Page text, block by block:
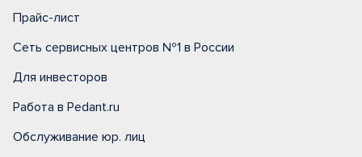
Прайс-лист
Сеть сервисных центров №1 в России
Для инвесторов
Работа в Pedant.ru
Обслуживание юр. лиц